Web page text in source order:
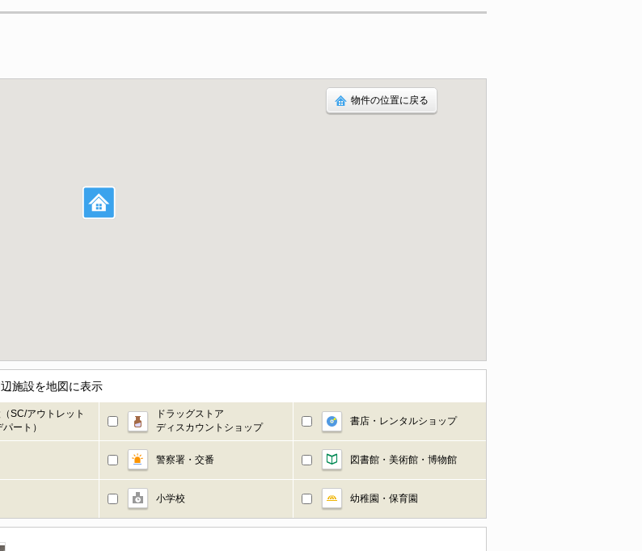
物件の位置に戻る
施設を地図に表示
SC/アウトレット
ート）
ドラッグストア
ディスカウントショップ
書店・レンタルショップ
警察署・交番 図書館・美術館・博物館
小学校 幼稚園・保育園